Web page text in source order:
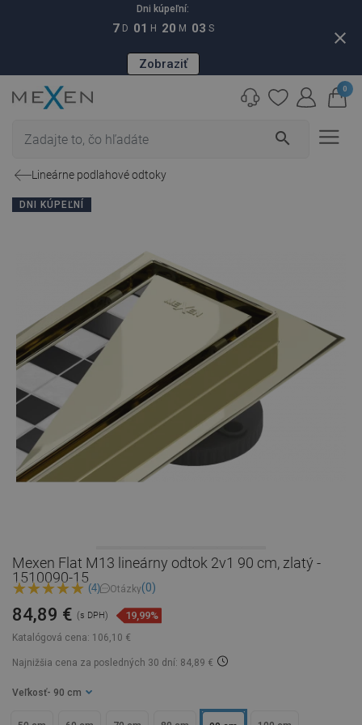
Dni kúpeľní:
7 D 01 H 20 M 02 S
Zobraziť
close
search
0
Lineárne podlahové odtoky
DNI KÚPEĽNÍ
Mexen Flat M13 lineárny odtok 2v1 90 cm, zlatý -
1510090-15
(4) Otázky(0)
Katalógová cena: 106,10 €
84,89 € (s DPH) 19,99%
Najnižšia cena za posledných 30 dní: 84,89 €
Veľkosť - 90 cm